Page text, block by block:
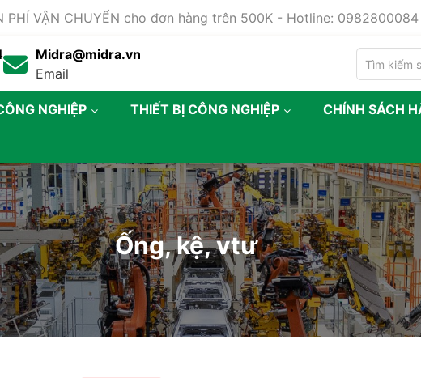
PHÍ VẬN CHUYỂN cho đơn hàng trên 500K - Hotline: 0982800084
Midra@midra.vn
Email
NGHIỆP THIẾT BỊ CÔNG NGHIỆP CHÍNH SÁCH
Ống, kệ, vtư